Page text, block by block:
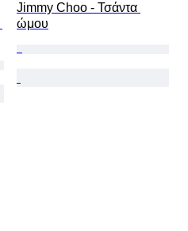
Jimmy Choo - Τσάντα
ώμου